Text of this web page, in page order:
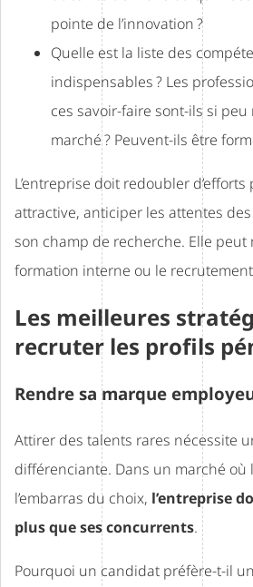
pointe de l’innovation ?
Quelle est la liste des
indispensables ? Les
ces savoir-faire sont-ils si
marché ? Peuvent-ils être
L’entreprise doit redoubler
attractive, anticiper les attentes
son champ de recherche. Elle peut
formation interne ou le
Les meilleures
recruter les profils
Rendre sa marque
Attirer des talents rares nécessite
différenciante. Dans un marché où
l’embarras du choix, l’entreprise
plus que ses concurrents.
Pourquoi un candidat préfère-t-il